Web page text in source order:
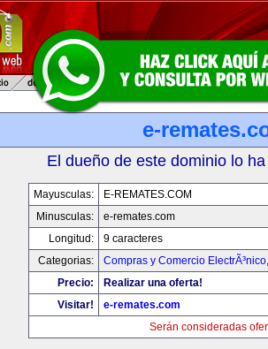
e-
El dueño de este dominio lo
Mayusculas:
E-REMATES.COM
Minusculas:
e-remates.com
Longitud:
9 caracteres
Categorias:
Compras y Comercio ElectrÃ³nico
Precio:
Realizar una oferta!
Visitar!
e-remates.com
Serán consideradas